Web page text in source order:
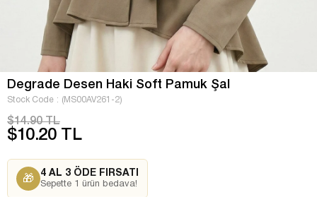
Degrade Desen Haki Soft Pamuk Şal
Stock Code (MS00AV261-2)
$14.90 TL
$10.20 TL
🎁
4 AL 3 ÖDE FIRSATI
Sepette 1 ürün bedava!